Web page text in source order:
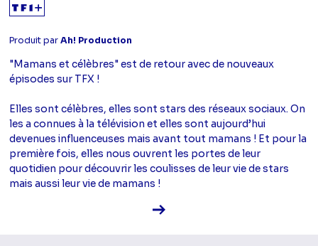
Produit parAh! Production
"Mamans et célèbres" est de retour avec de nouveaux
épisodes sur TFX !
Elles sont célèbres, elles sont stars des réseaux sociaux. On
les a connues à la télévision et elles sont aujourd’hui
devenues influenceuses mais avant tout mamans ! Et pour la
première fois, elles nous ouvrent les portes de leur
quotidien pour découvrir les coulisses de leur vie de stars
mais aussi leur vie de mamans !
Voir la fiche diffusion